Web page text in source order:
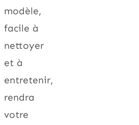
modèle,
facile à
nettoyer
et à
entretenir,
rendra
votre